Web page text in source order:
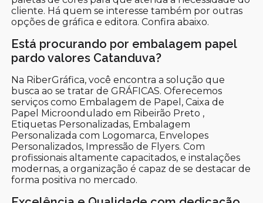
cliente. Há quem se interesse também por outras
opções de gráfica e editora. Confira abaixo.
Está procurando por embalagem papel
pardo valores Catanduva?
Na RiberGráfica, você encontra a solução que
busca ao se tratar de GRÁFICAS. Oferecemos
serviços como Embalagem de Papel, Caixa de
Papel Microondulado em Ribeirão Preto ,
Etiquetas Personalizadas, Embalagem
Personalizada com Logomarca, Envelopes
Personalizados, Impressão de Flyers. Com
profissionais altamente capacitados, e instalações
modernas, a organização é capaz de se destacar de
forma positiva no mercado.